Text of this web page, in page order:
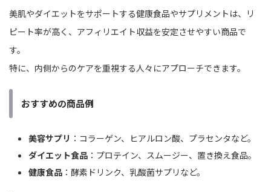
美肌やダイエットをサポートする健康食品やサプリメントは、リ
ピート率が高く、アフィリエイト収益を安定させやすい商品で
す。
特に、内側からのケアを重視する人々にアプローチできます。
おすすめの商品例
美容サプリ ：コラーゲン、ヒアルロン酸、プラセンタなど。
ダイエット食品 ：プロテイン、スムージー、置き換え食品。
健康食品 ：酵素ドリンク、乳酸菌サプリなど。